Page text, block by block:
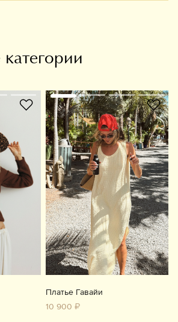
Платье Гавайи
10 900 ₽